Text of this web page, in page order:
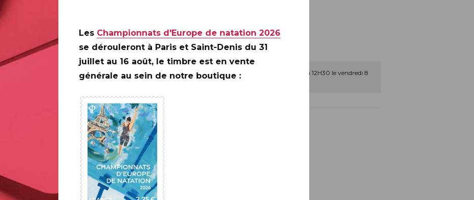
13 bis rue des Mathurins 75009 PARIS
Infos complémentaires : DOZ animera une séance de dédicaces de 10H30 à 12H30 le vendredi 8
juillet.
Les Championnats d'Europe de natation 2026
se dérouleront à Paris et Saint-Denis du 31
juillet au 16 août, le timbre est en vente
générale au sein de notre boutique :